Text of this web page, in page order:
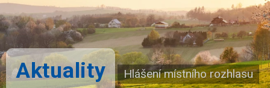
Aktuality Hlášení místního rozhlasu